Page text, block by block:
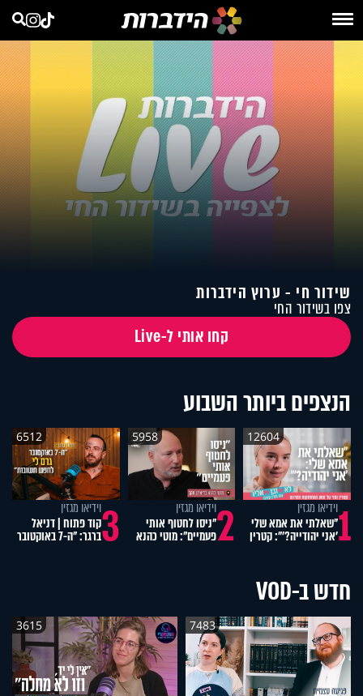
שידור חי - ערוץ הידברות
צפו בשידור החי
קחו אותי ל-Live
הנצפים ביותר השבוע
12604
1וידיאו מגזין
"שאלתי את אמא שלי
'אני יהודייה?'": קטרין
5958
2וידיאו מגזין
"ניסו לחטוף אותי
פעמיים": מוטי כהנא
6512
3וידיאו מגזין
קוד פתוח | דניאל
ברגר: "ה-7 באוקטובר
חדש ב-VOD
7483
3615